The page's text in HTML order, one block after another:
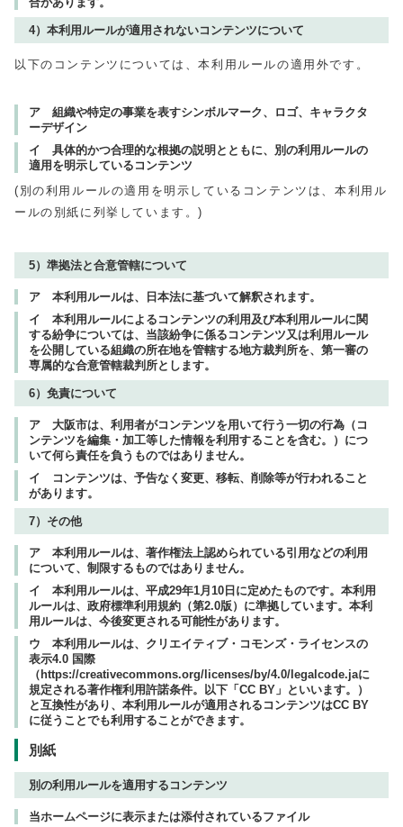
4）本利用ルールが適用されないコンテンツについて
以下のコンテンツについては、本利用ルールの適用外です。
ア 組織や特定の事業を表すシンボルマーク、ロゴ、キャラクタ
ーデザイン
イ 具体的かつ合理的な根拠の説明とともに、別の利用ルールの
適用を明示しているコンテンツ
(別の利用ルールの適用を明示しているコンテンツは、本利用ル
ールの別紙に列挙しています。)
5）準拠法と合意管轄について
ア 本利用ルールは、日本法に基づいて解釈されます。
イ 本利用ルールによるコンテンツの利用及び本利用ルールに関
する紛争については、当該紛争に係るコンテンツ又は利用ルール
を公開している組織の所在地を管轄する地方裁判所を、第一審の
専属的な合意管轄裁判所とします。
6）免責について
ア 大阪市は、利用者がコンテンツを用いて行う一切の行為（コ
ンテンツを編集・加工等した情報を利用することを含む。）につ
いて何ら責任を負うものではありません。
イ コンテンツは、予告なく変更、移転、削除等が行われること
があります。
7）その他
ア 本利用ルールは、著作権法上認められている引用などの利用
について、制限するものではありません。
イ 本利用ルールは、平成29年1月10日に定めたものです。本利用
ルールは、政府標準利用規約（第2.0版）に準拠しています。本利
用ルールは、今後変更される可能性があります。
ウ 本利用ルールは、クリエイティブ・コモンズ・ライセンスの
表示4.0 国際
（https://creativecommons.org/licenses/by/4.0/legalcode.jaに
規定される著作権利用許諾条件。以下「CC BY」といいます。）
と互換性があり、本利用ルールが適用されるコンテンツはCC BY
に従うことでも利用することができます。
別紙
別の利用ルールを適用するコンテンツ
当ホームページに表示または添付されているファイル